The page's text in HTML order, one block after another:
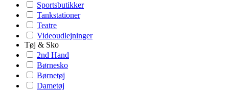
Sportsbutikker
Tankstationer
Teatre
Videoudlejninger
Tøj & Sko
2nd Hand
Børnesko
Børnetøj
Dametøj